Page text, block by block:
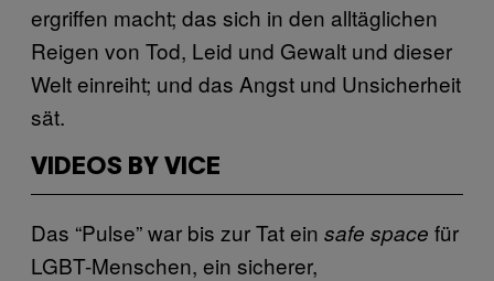
ergriffen macht; das sich in den alltäglichen
Reigen von Tod, Leid und Gewalt und dieser
Welt einreiht; und das Angst und Unsicherheit
sät.
VIDEOS BY VICE
Das “Pulse” war bis zur Tat ein safe space für
LGBT-Menschen, ein sicherer,